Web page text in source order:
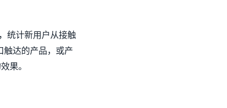
统计新用户从接触
触达的产品，或产
果。